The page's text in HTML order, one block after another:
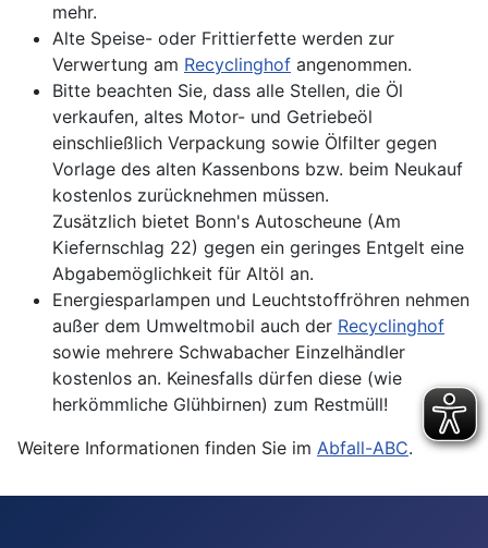
mehr.
Alte Speise- oder Frittierfette werden zur
Verwertung am Recyclinghof angenommen.
Bitte beachten Sie, dass alle Stellen, die Öl
verkaufen, altes Motor- und Getriebeöl
einschließlich Verpackung sowie Ölfilter gegen
Vorlage des alten Kassenbons bzw. beim Neukauf
kostenlos zurücknehmen müssen.
Zusätzlich bietet Bonn's Autoscheune (Am
Kiefernschlag 22) gegen ein geringes Entgelt eine
Abgabemöglichkeit für Altöl an.
Energiesparlampen und Leuchtstoffröhren nehmen
außer dem Umweltmobil auch der Recyclinghof
sowie mehrere Schwabacher Einzelhändler
kostenlos an. Keinesfalls dürfen diese (wie
herkömmliche Glühbirnen) zum Restmüll!
Weitere Informationen finden Sie im Abfall-ABC.